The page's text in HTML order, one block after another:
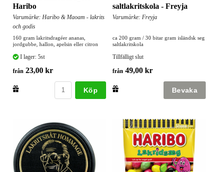
Haribo
Varumärke: Haribo & Maoam - lakrits
och godis
160 gram lakritsdragéer ananas,
jordgubbe, hallon, apelsin eller citron
I lager: 5st
från 23,00 kr
Köp
saltlakritskola - Freyja
Varumärke: Freyja
ca 200 gram / 30 bitar gram isländsk seg
saltlakritskola
Tillfälligt slut
från 49,00 kr